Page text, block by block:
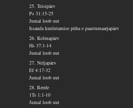
25. Teisipäev
Ps 31:15-25
Jumal loob uut
Issanda kuulutamise püha e paastumaarjapäev
26. Kolmapäev
Hs 37:1-14
Jumal loob uut
27. Neljapäev
Ef 4:17-32
Jumal loob uut
28. Reede
1Ts 1:1-10
Jumal loob uut